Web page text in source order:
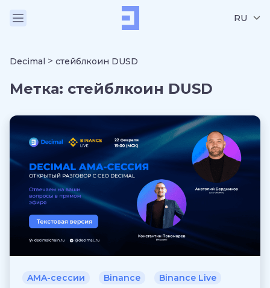
RU
Decimal > стейблкоин DUSD
Метка: стейблкоин DUSD
AMA-сессии Binance
Binance Live